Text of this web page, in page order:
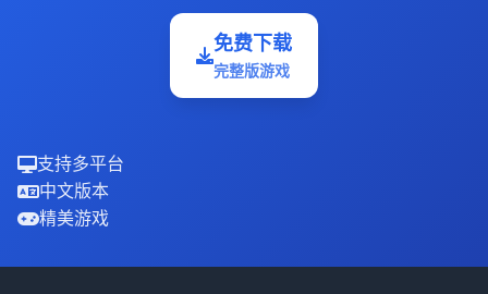
免费下载
完整版游戏
支持多平台
中文版本
精美游戏